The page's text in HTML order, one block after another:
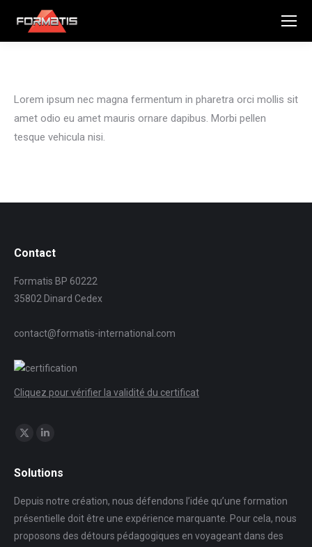
Lorem ipsum nec magna fermentum in pharetra orci mollis sit
amet odio eu amet mauris ornare dapibus. Morbi pellen
tesque vehicula nisi.
Contact
Formatis BP 60222
35802 Dinard Cedex
contact@formatis-international.com
Cliquez pour vérifier la validité du certificat
Trouvez nous sur :
X
opens
new
window
opens
new
window
Solutions
Depuis notre création, nous défendons l’idée qu’une formation
présentielle doit être une expérience marquante. Pour cela, nous
proposons des détours pédagogiques en voyageant dans des